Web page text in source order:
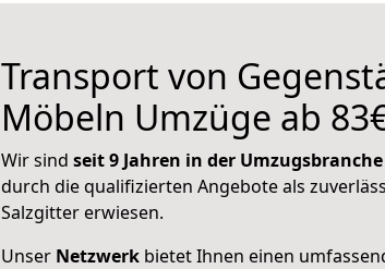
Transport von
Möbeln Umzüge ab
Wir sind seit 9 Jahren in der
durch die qualifizierten Angebote als
Salzgitter erwiesen.
Unser Netzwerk bietet Ihnen einen